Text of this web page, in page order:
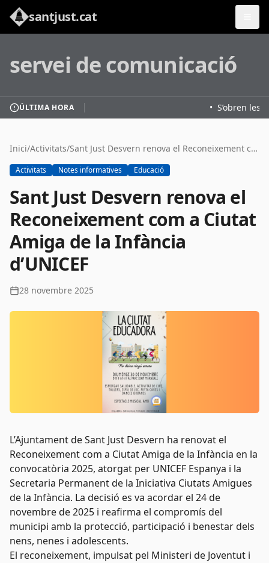
santjust.cat
servei de comunicació
ÚLTIMA HORA S’obren les
Inici/Activitats/ Sant Just Desvern renova el Reconeixement com a Ciutat Amiga de la Infància d’UNICEF
Activitats Notes informatives Educació
Sant Just Desvern renova el
Reconeixement com a Ciutat
Amiga de la Infància
d’UNICEF
28 novembre 2025
L’Ajuntament de Sant Just Desvern ha renovat el
Reconeixement com a Ciutat Amiga de la Infància en la
convocatòria 2025, atorgat per UNICEF Espanya i la
Secretaria Permanent de la Iniciativa Ciutats Amigues
de la Infància. La decisió es va acordar el 24 de
novembre de 2025 i reafirma el compromís del
municipi amb la protecció, participació i benestar dels
nens, nenes i adolescents.
El reconeixement, impulsat pel Ministeri de Joventut i